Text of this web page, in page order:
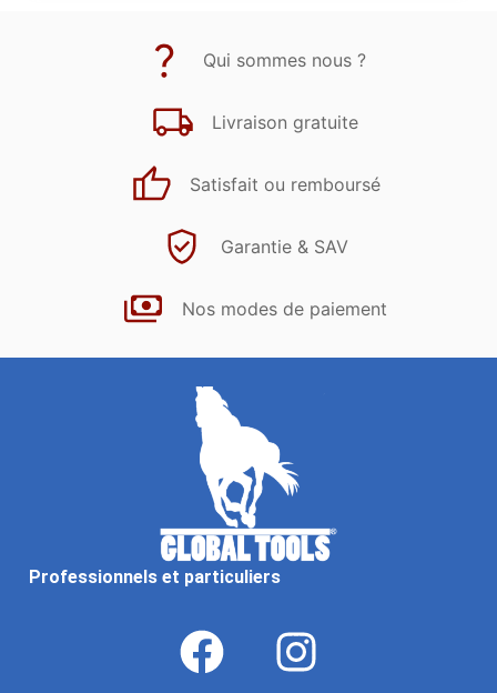
Qui sommes nous ?
Livraison gratuite
Satisfait ou remboursé
Garantie & SAV
Nos modes de paiement
Professionnels et particuliers